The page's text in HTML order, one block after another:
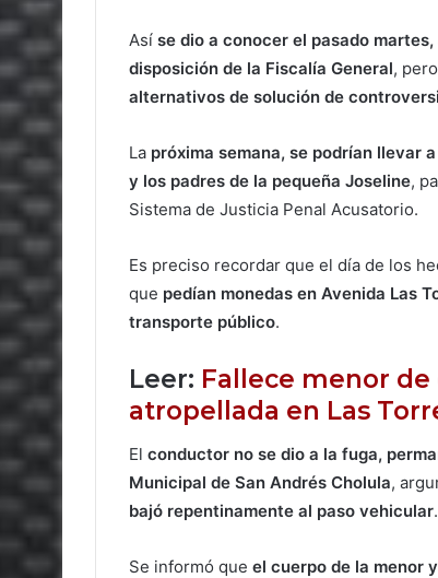
Así se dio a conocer el pasado
disposición de la Fiscalía General,
alternativos de solución de
La próxima semana, se podrían llevar
y los padres de la pequeña Joseline,
Sistema de Justicia Penal Acusatorio.
Es preciso recordar que el día de los
que pedían monedas en Avenida Las
transporte público.
Leer: Fallece menor de
atropellada en Las
El conductor no se dio a la fuga,
Municipal de San Andrés Cholula,
bajó repentinamente al paso vehicular.
Se informó que el cuerpo de la menor